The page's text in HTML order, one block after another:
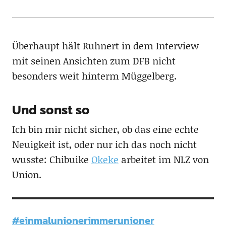
Überhaupt hält Ruhnert in dem Interview
mit seinen Ansichten zum DFB nicht
besonders weit hinterm Müggelberg.
Und sonst so
Ich bin mir nicht sicher, ob das eine echte
Neuigkeit ist, oder nur ich das noch nicht
wusste: Chibuike Okeke arbeitet im NLZ von
Union.
#einmalunionerimmerunioner